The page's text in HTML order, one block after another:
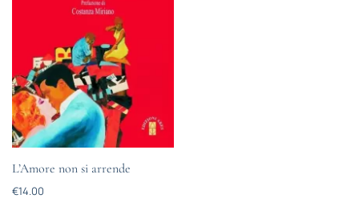
L’Amore non si arrende
€14.00